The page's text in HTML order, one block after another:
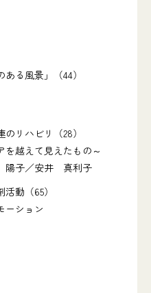
る風景」（44）
リハビリ（28）
を越えて見えたもの～
子／安井 真利子
動（65）
ーション